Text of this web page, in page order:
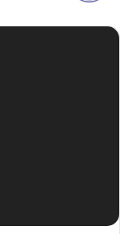
نمایشگر
ویدیو